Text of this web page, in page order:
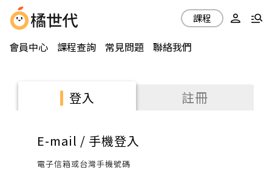
會員中心 課程查詢 常見問題 聯絡我們
課程
登入 註冊
E-mail / 手機登入
電子信箱或台灣手機號碼